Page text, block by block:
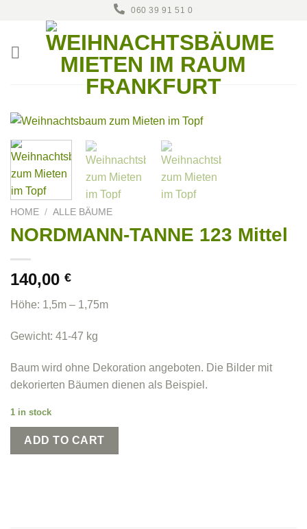
060 39 91 51 0
HOME / ALLE BÄUME
NORDMANN-TANNE 123 Mittel
140,00 €
Höhe: 1,5m – 1,75m
Gewicht: 41-47 kg
Baum wird ohne Dekoration angeboten. Die Bilder mit
dekorierten Bäumen dienen als Beispiel.
1 in stock
ADD TO CART